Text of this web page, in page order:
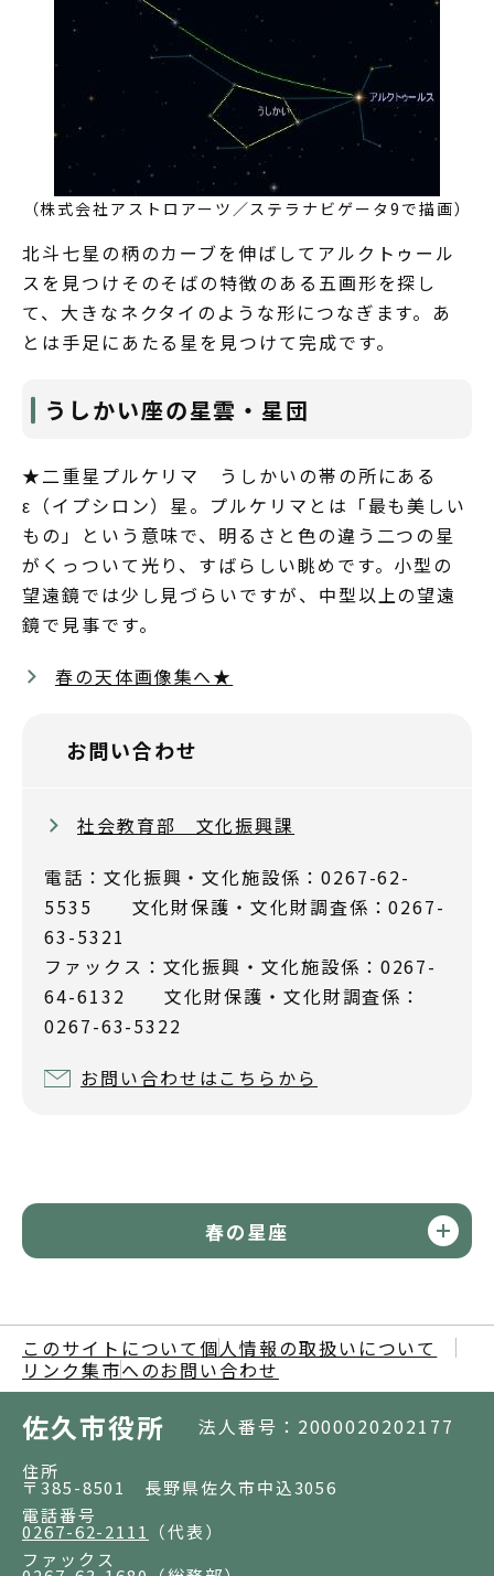
（株式会社アストロアーツ／ステラナビゲータ9で描画）
北斗七星の柄のカーブを伸ばしてアルクトゥール
スを見つけそのそばの特徴のある五画形を探し
て、大きなネクタイのような形につなぎます。あ
とは手足にあたる星を見つけて完成です。
うしかい座の星雲・星団
★二重星プルケリマ うしかいの帯の所にある
ε（イプシロン）星。プルケリマとは「最も美しい
もの」という意味で、明るさと色の違う二つの星
がくっついて光り、すばらしい眺めです。小型の
望遠鏡では少し見づらいですが、中型以上の望遠
鏡で見事です。
春の天体画像集へ★
お問い合わせ
社会教育部 文化振興課
電話：文化振興・文化施設係：0267-62-
5535 文化財保護・文化財調査係：0267-
63-5321
ファックス：文化振興・文化施設係：0267-
64-6132 文化財保護・文化財調査係：
0267-63-5322
お問い合わせはこちらから
春の星座
このサイトについて 個人情報の取扱いについて
リンク集市へのお問い合わせ
佐久市役所 法人番号：2000020202177
住所
〒385-8501 長野県佐久市中込3056
電話番号
0267-62-2111
（代表）
ファックス